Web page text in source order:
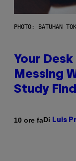
PHOTO: BATUHAN
Your
Messing
Study
10 ore faDi Luis